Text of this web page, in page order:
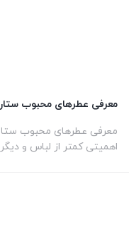
معرفی عطرهای محبوب
معرفی عطرهای محبوب
اهمیتی کمتر از لباس و